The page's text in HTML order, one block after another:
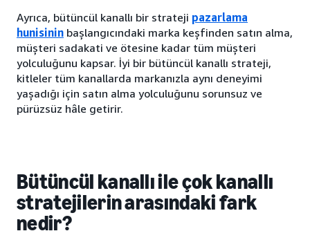
Ayrıca, bütüncül kanallı bir strateji pazarlama
hunisinin başlangıcındaki marka keşfinden satın alma,
müşteri sadakati ve ötesine kadar tüm müşteri
yolculuğunu kapsar. İyi bir bütüncül kanallı strateji,
kitleler tüm kanallarda markanızla aynı deneyimi
yaşadığı için satın alma yolculuğunu sorunsuz ve
pürüzsüz hâle getirir.
Bütüncül kanallı ile çok kanallı
stratejilerin arasındaki fark
nedir?